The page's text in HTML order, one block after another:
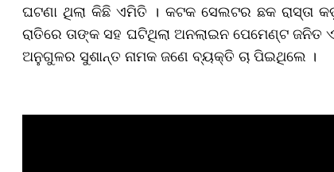
ଘଟଣା ଥିଲା କିଛି ଏମିତି । କଟକ ସେଲଟର ଛକ ରାସ୍ତା
ରାତିରେ ତାଙ୍କ ସହ ଘଟିଥିଲା ଅନଲାଇନ ପେମେଣ୍ଟ
ଅନୁଗୁଳର ସୁଶାନ୍ତ ନାମକ ଜଣେ ବ୍ୟକ୍ତି ଚା ପିଇଥିଲେ ।